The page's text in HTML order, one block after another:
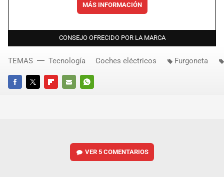
MÁS INFORMACIÓN
CONSEJO OFRECIDO POR LA MARCA
FACEBOOKTWITTERFLIPBOARD
E-
WHATSAPP
TEMAS Tecnología Coches eléctricos Furgoneta
VER5 COMENTARIOS